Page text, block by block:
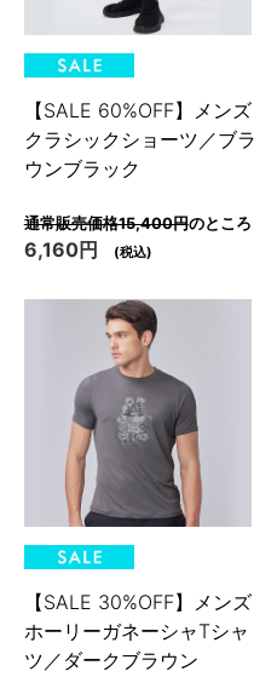
【SALE 60%OFF】メンズ
クラシックショーツ／ブラ
ウンブラック
通常販売価格15,400円のところ
6,160円 (税込)
【SALE 30%OFF】メンズ
ホーリーガネーシャTシャ
ツ／ダークブラウン